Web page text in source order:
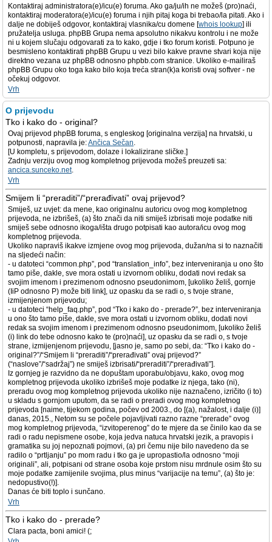
Kontaktiraj administratora(e)/icu(e) foruma. Ako ga/ju/ih ne možeš (pro)naći,
kontaktiraj moderatora(e)/icu(e) foruma i njih pitaj koga bi trebao/la pitati. Ako i
dalje ne dobiješ odgovor, kontaktiraj vlasnika/cu domene [whois lookup] ili
pružatelja usluga. phpBB Grupa nema apsolutno nikakvu kontrolu i ne može
ni u kojem slučaju odgovarati za to kako, gdje i tko forum koristi. Potpuno je
besmisleno kontaktirati phpBB Grupu u vezi bilo kakve pravne stvari koja nije
direktno vezana uz phpBB odnosno phpbb.com stranice. Ukoliko e-mailiraš
phpBB Grupu oko toga kako bilo koja treća stran(k)a koristi ovaj softver - ne
očekuj odgovor.
Vrh
O prijevodu
Tko i kako do - original?
Ovaj prijevod phpBB foruma, s engleskog [originalna verzija] na hrvatski, u
potpunosti, napravila je:Ančica Sečan.
[U kompletu, s prijevodom, dolaze i lokalizirane sličke.]
Zadnju verziju ovog mog kompletnog prijevoda možeš preuzeti sa:
ancica.sunceko.net.
Vrh
Smijem li “preraditi”/“prerađivati” ovaj prijevod?
Smiješ, uz uvjet: da mene, kao originalnu autoricu ovog mog kompletnog
prijevoda, ne izbrišeš, (a) što znači da niti smiješ izbrisati moje podatke niti
smiješ sebe odnosno ikoga/išta drugo potpisati kao autora/icu ovog mog
kompletnog prijevoda.
Ukoliko napraviš ikakve izmjene ovog mog prijevoda, dužan/na si to naznačiti
na sljedeći način:
- u datoteci “common.php”, pod “translation_info”, bez interveniranja u ono što
tamo piše, dakle, sve mora ostati u izvornom obliku, dodati novi redak sa
svojim imenom i prezimenom odnosno pseudonimom, [ukoliko želiš, gornje
(IiP odnosno P) može biti link], uz opasku da se radi o, s tvoje strane,
izmijenjenom prijevodu;
- u datoteci “help_faq.php”, pod “Tko i kako do - prerade?”, bez interveniranja
u ono što tamo piše, dakle, sve mora ostati u izvornom obliku, dodati novi
redak sa svojim imenom i prezimenom odnosno pseudonimom, [ukoliko želiš
(i) link do tebe odnosno kako te (pro)naći], uz opasku da se radi o, s tvoje
strane, izmijenjenom prijevodu, [jasno je, samo po sebi, da: “Tko i kako do -
original?”/“Smijem li “preraditi”/“prerađivati” ovaj prijevod?”
(“naslove”/“sadržaj”) ne smiješ izbrisati/“preraditi”/“prerađivati”].
Iz gornjeg je razvidno da ne dopuštam uporabu/objavu, kako, ovog mog
kompletnog prijevoda ukoliko izbrišeš moje podatke iz njega, tako (ni),
preradu ovog mog kompletnog prijevoda ukoliko nije naznačeno, izričito (i to)
u skladu s gornjom uputom, da se radi o preradi ovog mog kompletnog
prijevoda [naime, tijekom godina, počev od 2003., do [(a), nažalost, i dalje (i)]
danas, 2015., Netom su se počele pojavljivati razno razne “prerade” ovog
mog kompletnog prijevoda, “izvitoperenog” do te mjere da se činilo kao da se
radi o radu nepismene osobe, koja jedva natuca hrvatski jezik, a pravopis i
gramatika su joj nepoznati pojmovi, (a) pri čemu nije bilo navedeno da se
radilo o “prtljanju” po mom radu i tko ga je upropastio/la odnosno “moji
originali”, ali, potpisani od strane osoba koje prstom nisu mrdnule osim što su
moje podatke zamijenile svojima, plus minus “varijacije na temu”, (a) što je:
nedopustivo(!)].
Danas će biti toplo i sunčano.
Vrh
Tko i kako do - prerade?
Clara pacta, boni amici! (;